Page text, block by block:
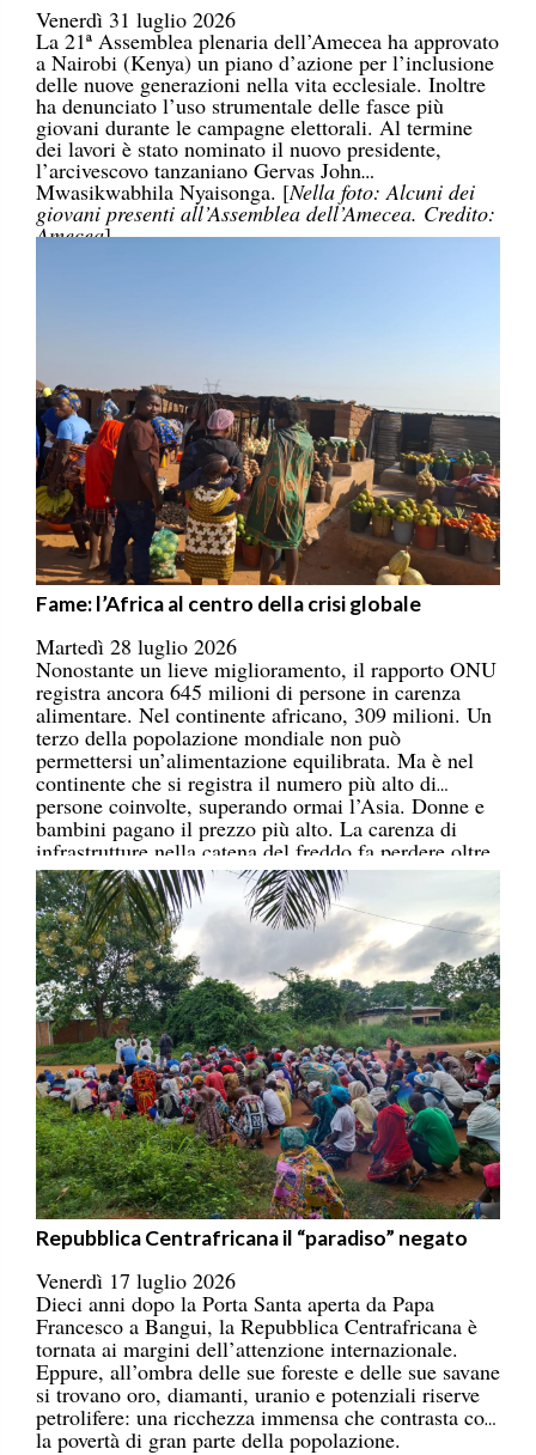
Venerdì 31 luglio 2026
La 21ª Assemblea plenaria dell’Amecea ha approvato
a Nairobi (Kenya) un piano d’azione per l’inclusione
delle nuove generazioni nella vita ecclesiale. Inoltre
ha denunciato l’uso strumentale delle fasce più
giovani durante le campagne elettorali. Al termine
dei lavori è stato nominato il nuovo presidente,
l’arcivescovo tanzaniano Gervas John
Mwasikwabhila Nyaisonga. [Nella foto: Alcuni dei
giovani presenti all’Assemblea dell’Amecea. Credito:
Amecea]
Fame: l’Africa al centro della crisi globale
Martedì 28 luglio 2026
Nonostante un lieve miglioramento, il rapporto ONU
registra ancora 645 milioni di persone in carenza
alimentare. Nel continente africano, 309 milioni. Un
terzo della popolazione mondiale non può
permettersi un’alimentazione equilibrata. Ma è nel
continente che si registra il numero più alto di
persone coinvolte, superando ormai l’Asia. Donne e
bambini pagano il prezzo più alto. La carenza di
infrastrutture nella catena del freddo fa perdere oltre
un terzo della produzione di frutta, verdura, pesce e
latticini.
Repubblica Centrafricana il “paradiso” negato
Venerdì 17 luglio 2026
Dieci anni dopo la Porta Santa aperta da Papa
Francesco a Bangui, la Repubblica Centrafricana è
tornata ai margini dell’attenzione internazionale.
Eppure, all’ombra delle sue foreste e delle sue savane
si trovano oro, diamanti, uranio e potenziali riserve
petrolifere: una ricchezza immensa che contrasta con
la povertà di gran parte della popolazione.